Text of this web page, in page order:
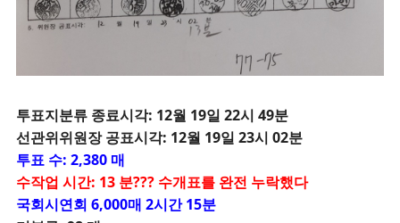
투표지분류 종료시각: 12월 19일 22시 49분
선관위위원장 공표시각: 12월 19일 23시 02분
투표 수: 2,380 매
수작업 시간: 13 분??? 수개표를 완전 누락했다
국회시연회 6,000매 2시간 15분